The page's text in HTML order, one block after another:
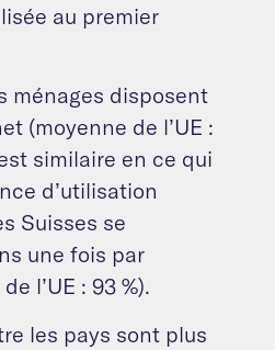
au premier
ménages disposent
(moyenne de l’UE :
similaire en ce qui
d’utilisation
Suisses se
une fois par
l’UE : 93 %).
les pays sont plus